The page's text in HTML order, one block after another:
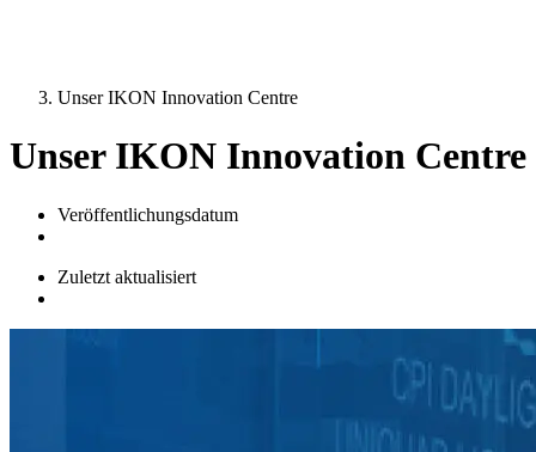
Unser IKON Innovation Centre
Unser IKON Innovation Centre
Veröffentlichungsdatum
Zuletzt aktualisiert